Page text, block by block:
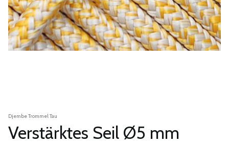
Djembe Trommel Tau
Verstärktes Seil Ø5 mm